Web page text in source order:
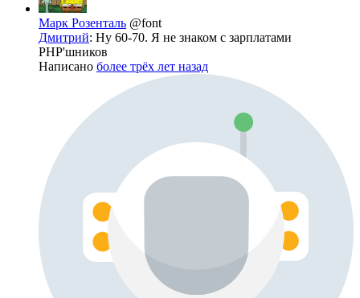
Марк Розенталь @font
Дмитрий: Ну 60-70. Я не знаком с зарплатами
PHP'шников
Написано более трёх лет назад